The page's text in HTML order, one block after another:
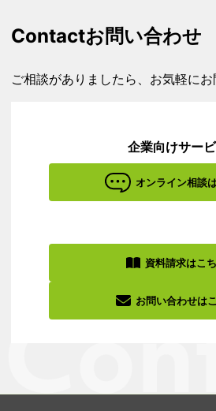
Contactお問い合わせ
ご相談がありましたら、お気軽にお
企業向けサー
オンライン相談
資料請求はこ
お問い合わせは